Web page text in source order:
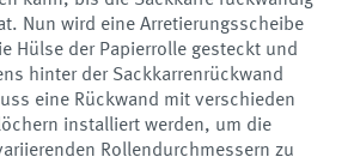
Nun wird eine Arretierungsscheibe
Hülse der Papierrolle gesteckt und
hinter der Sackkarrenrückwand
eine Rückwand mit verschieden
installiert werden, um die
Rollendurchmessern zu